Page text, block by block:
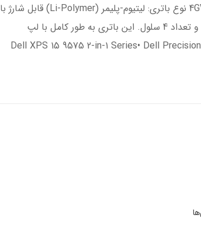
و مشخصات کلیدی محصول مدل: 4GVMP نوع باتری: لیتیوم-پلیمر (Li-Polymer) قابل شارژ با
ولتاژ: 7.6V و ظرفیت: 8000mAh (61Wh) و تعداد 4 سلول. این باتری به طور کامل با لپ
تاپ‌های دل مدل‌های زیر سازگار است:• Dell XPS 15 9575 2-in-1 Series• Dell Precision